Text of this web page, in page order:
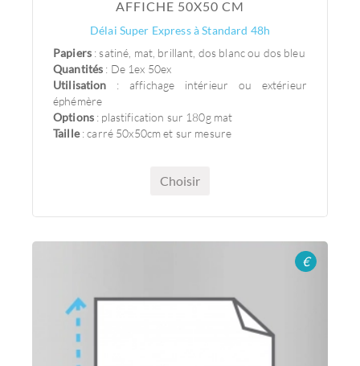
AFFICHE 50X50 CM
Délai Super Express à Standard 48h
Papiers : satiné, mat, brillant, dos blanc ou dos bleu
Quantités : De 1ex 50ex
Utilisation : affichage intérieur ou extérieur
éphémère
Options : plastification sur 180g mat
Taille: carré 50x50cm et sur mesure
Choisir
€